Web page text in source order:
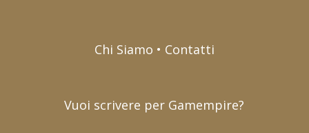
Chi Siamo • Contatti
Vuoi scrivere per Gamempire?